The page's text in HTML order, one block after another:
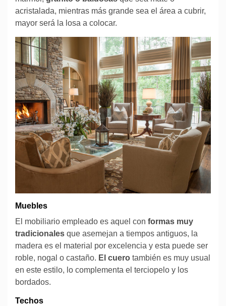
acristalada, mientras más grande sea el área a cubrir,
mayor será la losa a colocar.
Muebles
El mobiliario empleado es aquel con formas muy
tradicionales que asemejan a tiempos antiguos, la
madera es el material por excelencia y esta puede ser
roble, nogal o castaño. El cuero también es muy usual
en este estilo, lo complementa el terciopelo y los
bordados.
Techos